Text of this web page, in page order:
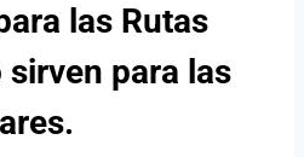
las Rutas
para las